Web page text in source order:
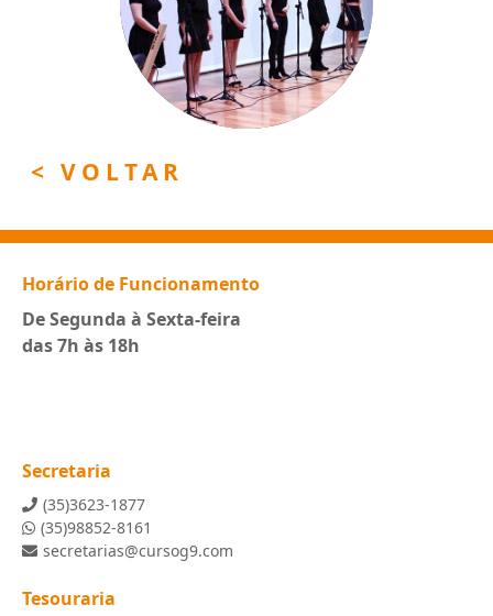
< VOLTAR
Horário de Funcionamento
De Segunda à Sexta-feira
das 7h às 18h
Secretaria
(35)3623-1877
(35)98852-8161
secretarias@cursog9.com
Tesouraria